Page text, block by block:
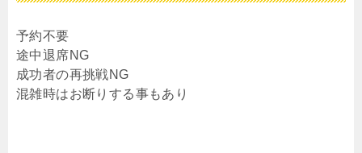
予約不要
途中退席NG
成功者の再挑戦NG
混雑時はお断りする事もあり